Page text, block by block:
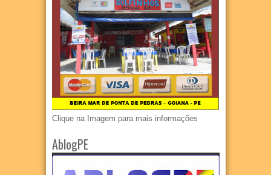
Clique na Imagem para mais informações
AblogPE